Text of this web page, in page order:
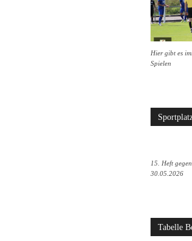
Hier gibt es
Spielen
15. Heft
30.05.2026
Tabelle